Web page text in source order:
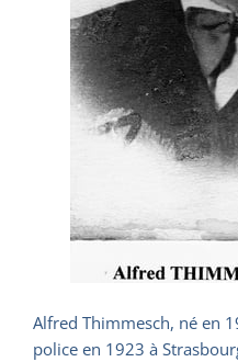
Alfred Thimmesch, né en
police en 1923 à